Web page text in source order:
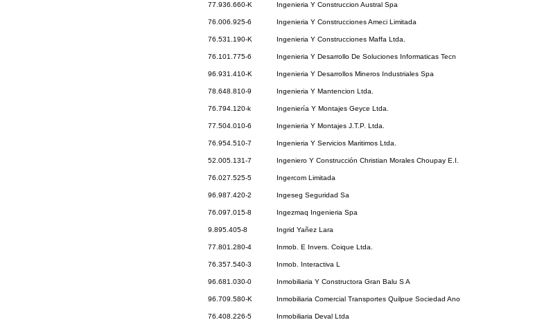
77.936.660-K Ingenieria Y Construccion Austral Spa
76.006.925-6 Ingenieria Y Construcciones Ameci Limitada
76.531.190-K Ingenieria Y Construcciones Maffa Ltda.
76.101.775-6 Ingenieria Y Desarrollo De Soluciones Informaticas Tecn
96.931.410-K Ingenieria Y Desarrollos Mineros Industriales Spa
78.648.810-9 Ingenieria Y Mantencion Ltda.
76.794.120-k Ingeniería Y Montajes Geyce Ltda.
77.504.010-6 Ingenieria Y Montajes J.T.P. Ltda.
76.954.510-7 Ingenieria Y Servicios Maritimos Ltda.
52.005.131-7 Ingeniero Y Construcción Christian Morales Choupay E.I.
76.027.525-5 Ingercom Limitada
96.987.420-2 Ingeseg Seguridad Sa
76.097.015-8 Ingezmaq Ingenieria Spa
9.895.405-8 Ingrid Yañez Lara
77.801.280-4 Inmob. E Invers. Coique Ltda.
76.357.540-3 Inmob. Interactiva L
96.681.030-0 Inmobiliaria Y Constructora Gran Balu S A
96.709.580-K Inmobiliaria Comercial Transportes Quilpue Sociedad Ano
76.408.226-5 Inmobiliaria Deval Ltda